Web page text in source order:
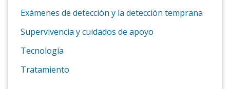
Exámenes de detección y la detección temprana
Supervivencia y cuidados de apoyo
Tecnología
Tratamiento